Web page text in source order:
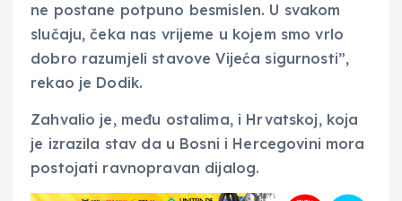
ne postane potpuno besmislen. U svakom
slučaju, čeka nas vrijeme u kojem smo vrlo
dobro razumjeli stavove Vijeća sigurnosti”,
rekao je Dodik.
Zahvalio je, među ostalima, i Hrvatskoj, koja
je izrazila stav da u Bosni i Hercegovini mora
postojati ravnopravan dijalog.